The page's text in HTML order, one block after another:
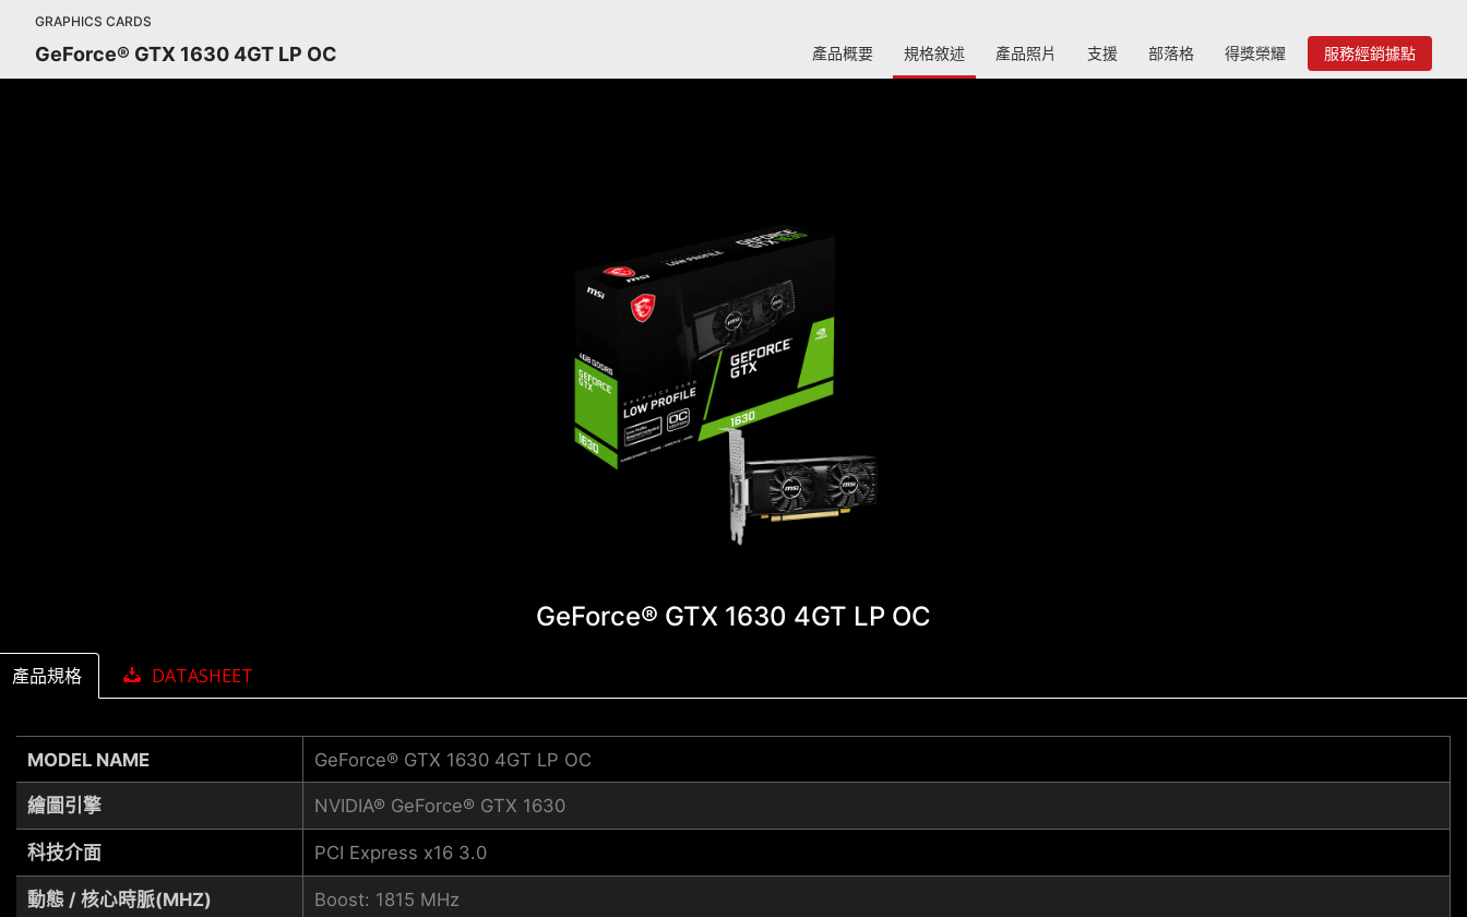
GRAPHICS CARDS
GeForce® GTX 1630 4GT LP OC 產品概要 規格敘述 產品照片 支援 部落格 得獎榮耀 服務經銷據點
GeForce® GTX 1630 4GT LP OC
產品規格 DATASHEET
MODEL NAME
繪圖引擎
科技介面
動態 / 核心時脈(MHZ)
GeForce® GTX 1630 4GT LP OC
NVIDIA® GeForce® GTX 1630
PCI Express x16 3.0
Boost: 1815 MHz